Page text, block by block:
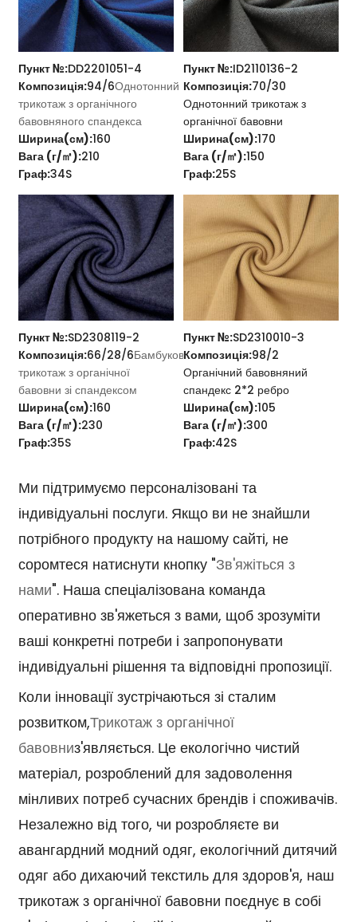
Пункт №:DD2201051-4
Композиція:94/6Однотонний
трикотаж з органічного
бавовняного спандекса
Ширина(см):160
Вага (г/㎡):210
Граф:34S
Пункт №:ID2110136-2
Композиція:70/30
Однотонний трикотаж з
органічної бавовни
Ширина(см):170
Вага (г/㎡):150
Граф:25S
Пункт №:SD2308119-2
Композиція:66/28/6Бамбуковий
трикотаж з органічної
бавовни зі спандексом
Ширина(см):160
Вага (г/㎡):230
Граф:35S
Пункт №:SD2310010-3
Композиція:98/2
Органічний бавовняний
спандекс 2*2 ребро
Ширина(см):105
Вага (г/㎡):300
Граф:42S
Ми підтримуємо персоналізовані та
індивідуальні послуги. Якщо ви не знайшли
потрібного продукту на нашому сайті, не
соромтеся натиснути кнопку "Зв'яжіться з
нами". Наша спеціалізована команда
оперативно зв'яжеться з вами, щоб зрозуміти
ваші конкретні потреби і запропонувати
індивідуальні рішення та відповідні пропозиції.
Коли інновації зустрічаються зі сталим
розвитком,Трикотаж з органічної
бавовниз'являється. Це екологічно чистий
матеріал, розроблений для задоволення
мінливих потреб сучасних брендів і споживачів.
Незалежно від того, чи розробляєте ви
авангардний модний одяг, екологічний дитячий
одяг або дихаючий текстиль для здоров'я, наш
трикотаж з органічної бавовни поєднує в собі